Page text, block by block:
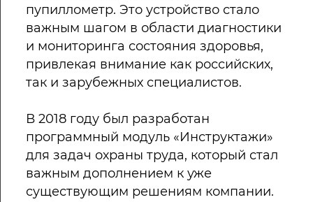
пупиллометр. Это устройство стало
важным шагом в области диагностики
и мониторинга состояния здоровья,
привлекая внимание как российских,
так и зарубежных специалистов.
В 2018 году был разработан
программный модуль «Инструктажи»
для задач охраны труда, который стал
важным дополнением к уже
существующим решениям компании.